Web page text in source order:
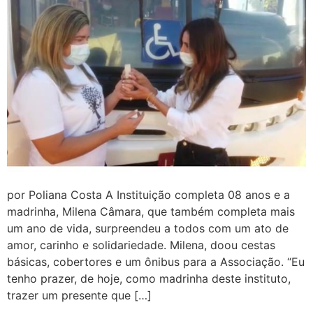
por Poliana Costa A Instituição completa 08 anos e a
madrinha, Milena Câmara, que também completa mais
um ano de vida, surpreendeu a todos com um ato de
amor, carinho e solidariedade. Milena, doou cestas
básicas, cobertores e um ônibus para a Associação. “Eu
tenho prazer, de hoje, como madrinha deste instituto,
trazer um presente que […]